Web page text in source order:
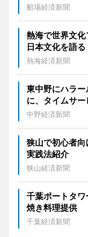
船場経済新聞
熱海で世界文
日本文化を語る
熱海経済新聞
東中野にハラ
に、タイムサー
中野経済新聞
狭山で初心者
実践法紹介
狭山経済新聞
千葉ポートタ
焼き料理提供
千葉経済新聞